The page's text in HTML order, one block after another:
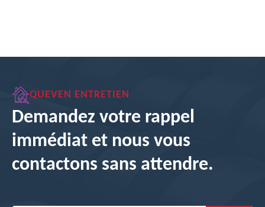
QUEVEN ENTRETIEN
Demandez votre rappel
immédiat et nous vous
contactons sans attendre.